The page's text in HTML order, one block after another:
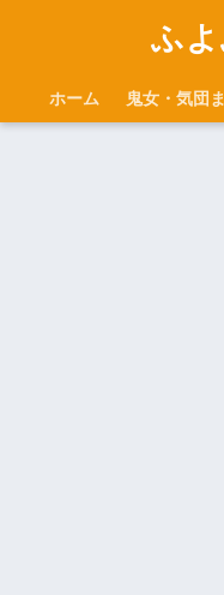
ふよ
ホーム 鬼女・気団